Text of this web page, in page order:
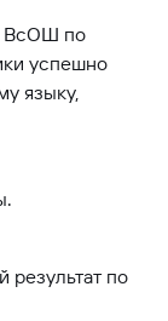
ВсОШ по
успешно
языку,
результат по